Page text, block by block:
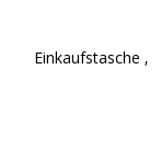
Einkaufstasche